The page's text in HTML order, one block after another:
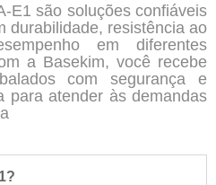
E1 são soluções confiáveis
durabilidade, resistência ao
em diferentes
a Basekim, você recebe
com segurança e
para atender às demandas